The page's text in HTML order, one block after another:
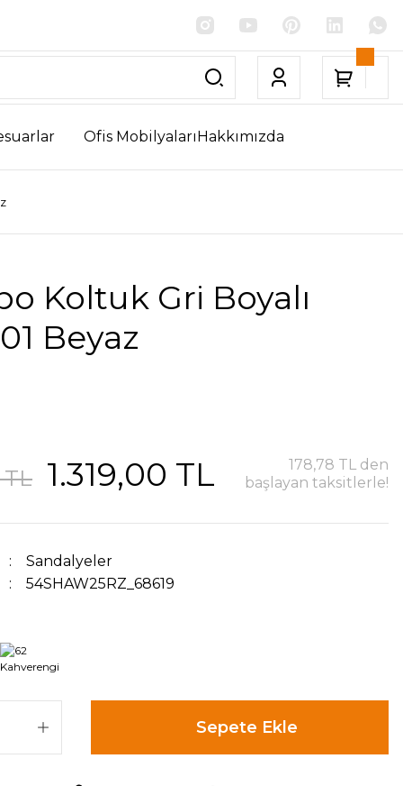
Ofis MobilyalarıHakkımızda
Koltuk Gri Boyalı
Beyaz
TL 1.319,00 TL
178,78 TL den
başlayan taksitlerle!
Sandalyeler
54SHAW25RZ_68619
Sepete Ekle